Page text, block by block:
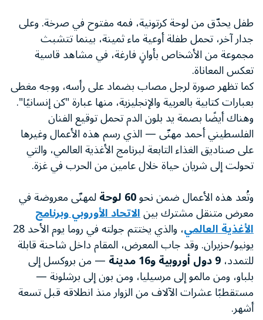
طفل يحدّق من لوحة كرتونية، فمه مفتوح في صرخة. وعلى
جدار آخر، تحمل طفلة أوعية ماء ثمينة، بينما تتشبث
مجموعة من الأشخاص بأوانٍ فارغة، في مشاهد قاسية
تعكس المعاناة.
كما تظهر صورة لرجل مصاب بضماد على رأسه، ووجه مغطى
بعبارات كتابية بالعربية والإنجليزية، منها عبارة "كن إنسانيًا".
وهناك أيضًا بصمة يد بلون الدم تحمل توقيع الفنان
الفلسطيني أحمد مهنّى — الذي رسم هذه الأعمال وغيرها
على صناديق الغذاء التابعة لبرنامج الأغذية العالمي، والتي
تحولت إلى شريان حياة خلال عامين من الحرب في غزة.
وتُعد هذه الأعمال ضمن نحو60 لوحة لمهنّى معروضة في
معرض متنقل مشترك بينالاتحاد الأوروبي وبرنامج
الأغذية العالمي ، والذي يختتم جولته في روما يوم الأحد 28
يونيو/حزيران. وقد جاب المعرض، المقام داخل شاحنة قابلة
للتمدد،9 دول أوروبية و16 مدينة — من بروكسل إلى
بلباو، ومن مالمو إلى مرسيليا، ومن بون إلى برشلونة —
مستقطبًا عشرات الآلاف من الزوار منذ انطلاقه قبل تسعة
أشهر.